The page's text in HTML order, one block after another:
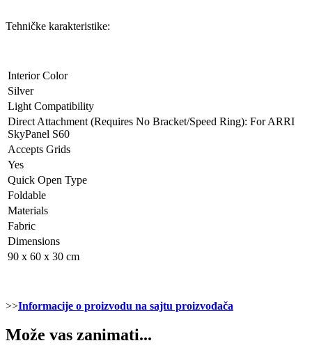
Tehničke karakteristike:
Interior Color
Silver
Light Compatibility
Direct Attachment (Requires No Bracket/Speed Ring): For ARRI
SkyPanel S60
Accepts Grids
Yes
Quick Open Type
Foldable
Materials
Fabric
Dimensions
90 x 60 x 30 cm
>>Informacije o proizvodu na sajtu proizvođača
Može vas zanimati...